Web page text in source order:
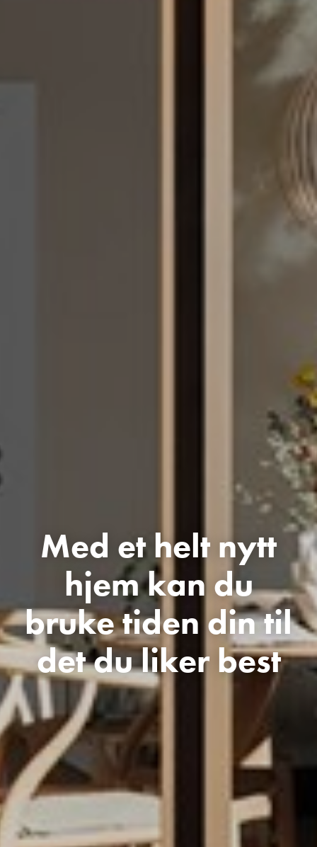
Med et helt nytt
hjem kan du
bruke tiden din til
det du liker best